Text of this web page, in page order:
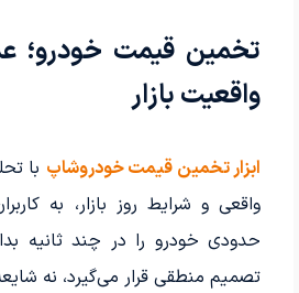
تخمین قیمت خودرو؛
واقعیت بازار
ابزار تخمین قیمت خودروشاپ با
واقعی و شرایط روز بازار، به
حدودی خودرو را در چند ثانیه
تصمیم منطقی قرار می‌گیرد، نه